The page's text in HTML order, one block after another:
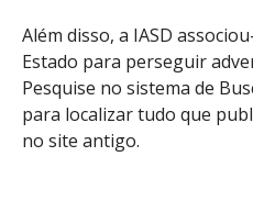
Além disso, a IASD
Estado para perseguir
Pesquise no sistema de
para localizar tudo que
no site antigo.